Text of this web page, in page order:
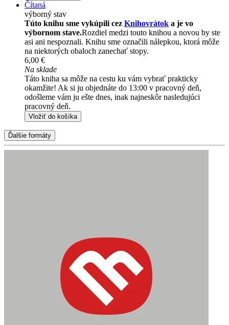
Čítaná
výborný stav
Túto knihu sme vykúpili cez Knihovrátok a je vo
výbornom stave.Rozdiel medzi touto knihou a novou by ste
asi ani nespoznali. Knihu sme označili nálepkou, ktorá môže
na niektorých obaloch zanechať stopy.
6,00 €
Na sklade
Táto kniha sa môže na cestu ku vám vybrať prakticky
okamžite! Ak si ju objednáte do 13:00 v pracovný deň,
odošleme vám ju ešte dnes, inak najneskôr nasledujúci
pracovný deň.
Vložiť do košíka
Ďalšie formáty